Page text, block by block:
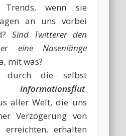
Trends, wenn sie
an uns vorbei
Sind Twitterer den
eine Nasenlänge
mit was?
durch die selbst
.
aller Welt, die uns
Verzögerung von
erreichten, erhalten